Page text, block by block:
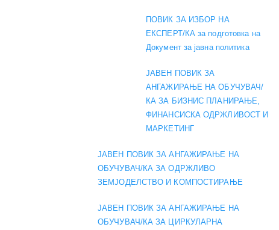
ПОВИК ЗА ИЗБОР НА
ЕКСПЕРТ/КА за подготовка на
Документ за јавна политика
ЈАВЕН ПОВИК ЗА
АНГАЖИРАЊЕ НА ОБУЧУВАЧ/
КА ЗА БИЗНИС ПЛАНИРАЊЕ,
ФИНАНСИСКА ОДРЖЛИВОСТ И
МАРКЕТИНГ
ЈАВЕН ПОВИК ЗА АНГАЖИРАЊЕ НА
ОБУЧУВАЧ/КА ЗА ОДРЖЛИВО
ЗЕМЈОДЕЛСТВО И КОМПОСТИРАЊЕ
ЈАВЕН ПОВИК ЗА АНГАЖИРАЊЕ НА
ОБУЧУВАЧ/КА ЗА ЦИРКУЛАРНА